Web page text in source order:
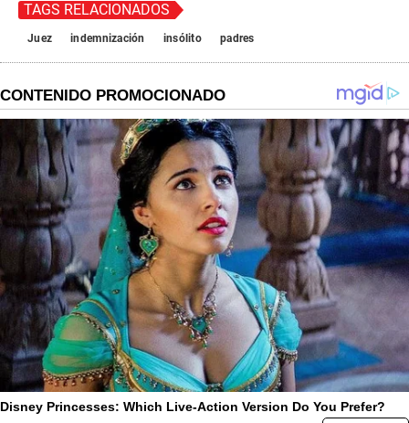
TAGS RELACIONADOS
Juez indemnización insólito padres